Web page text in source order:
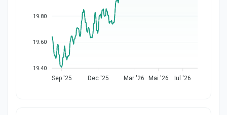
19.80
19.60
19.40
Sep '25 Dec '25 Mar '26 Mai '26 Iul '26